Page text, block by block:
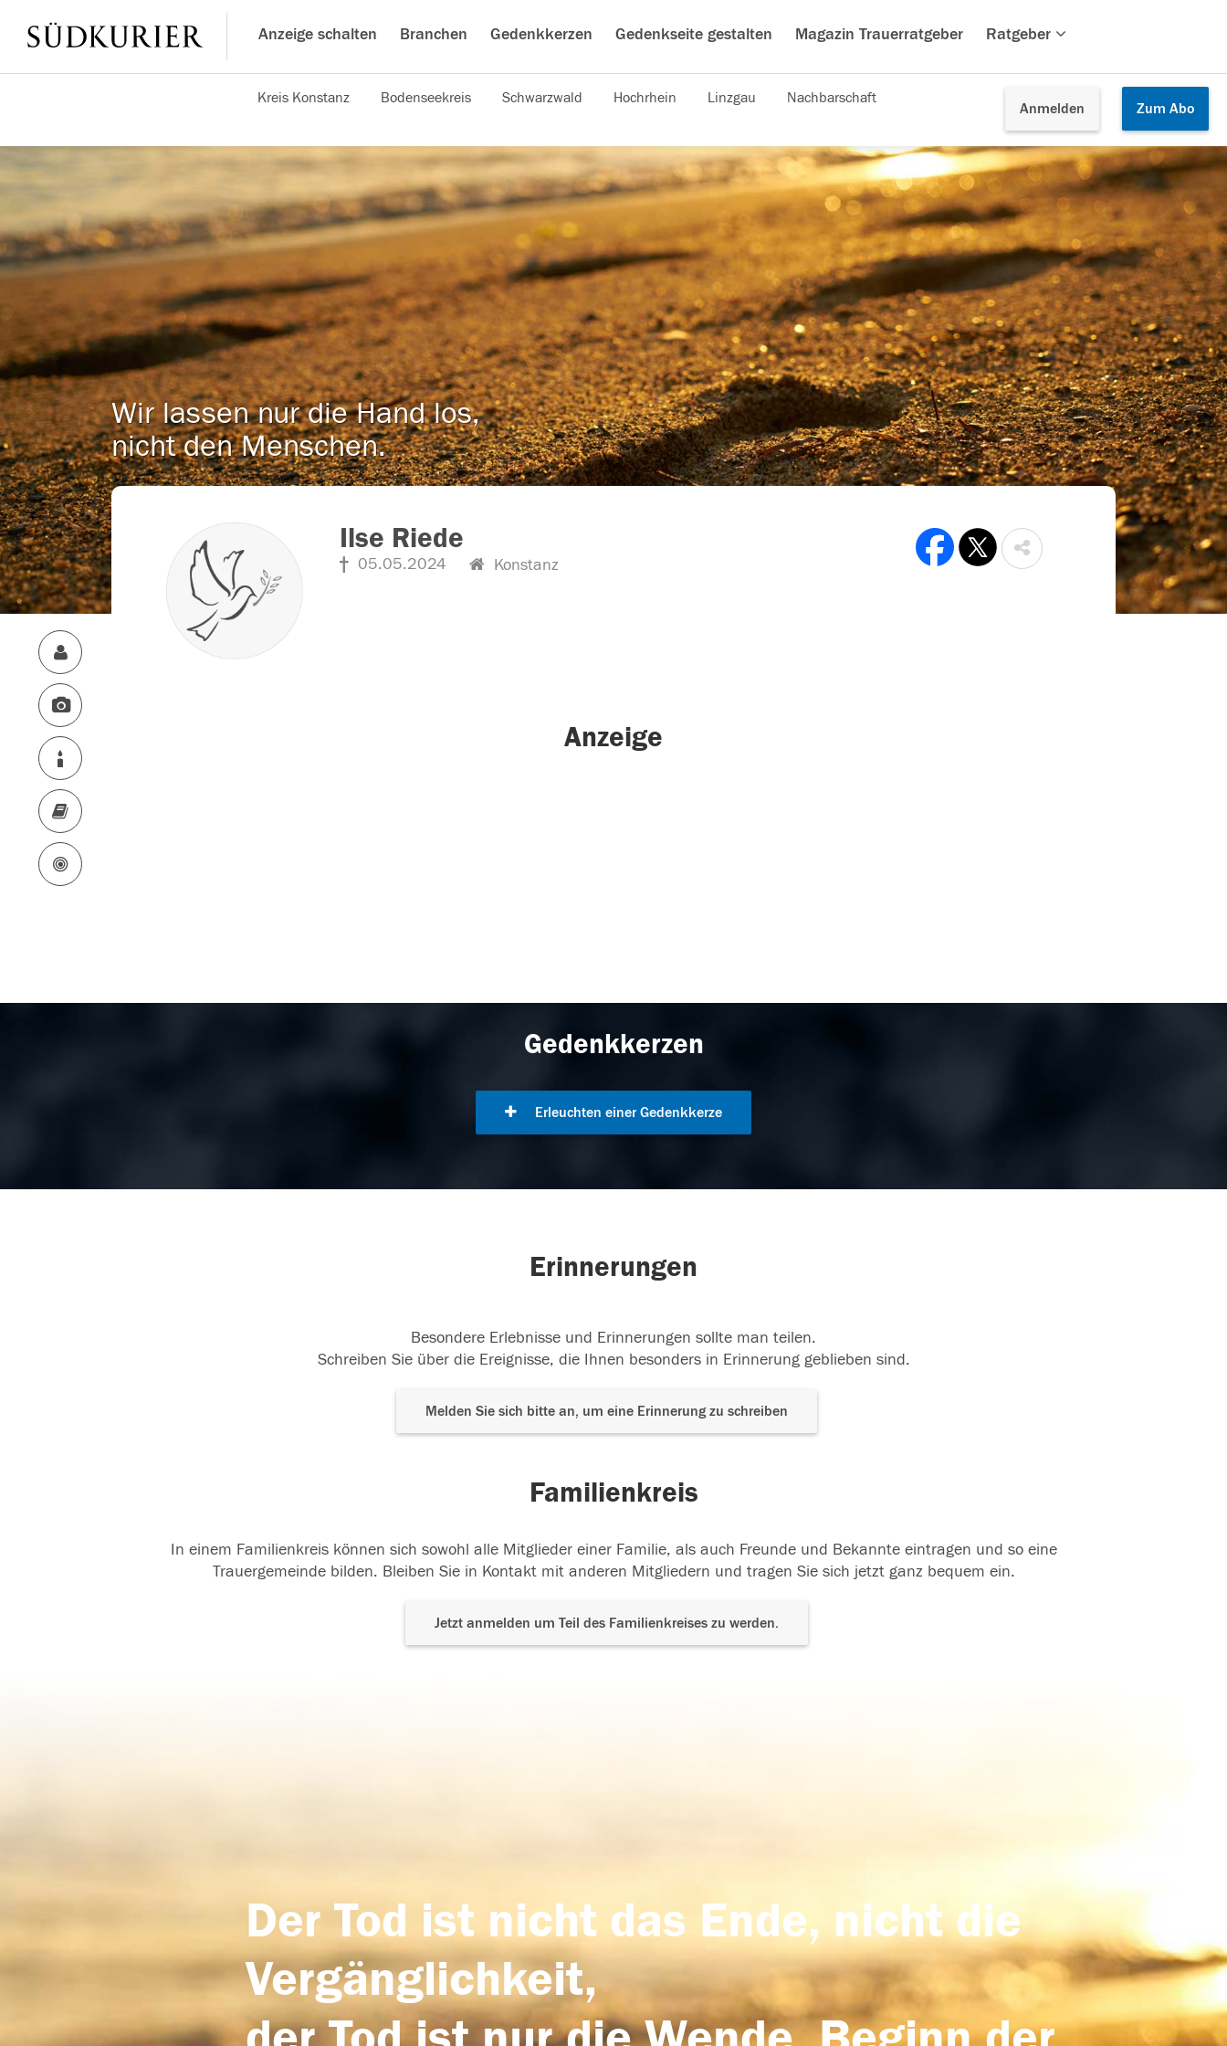
Anzeige schalten Branchen Gedenkkerzen Gedenkseite gestalten Magazin Trauerratgeber Ratgeber
Anmelden Zum Abo
Kreis Konstanz Bodenseekreis Schwarzwald Hochrhein Linzgau Nachbarschaft
Wir lassen nur die Hand los,
nicht den Menschen.
Ilse Riede
05.05.2024 Konstanz
Anzeige
Gedenkkerzen
Erleuchten einer Gedenkkerze
Erinnerungen
Besondere Erlebnisse und Erinnerungen sollte man teilen.
Schreiben Sie über die Ereignisse, die Ihnen besonders in Erinnerung geblieben sind.
Melden Sie sich bitte an, um eine Erinnerung zu schreiben
Familienkreis
In einem Familienkreis können sich sowohl alle Mitglieder einer Familie, als auch Freunde und Bekannte eintragen und so eine
Trauergemeinde bilden. Bleiben Sie in Kontakt mit anderen Mitgliedern und tragen Sie sich jetzt ganz bequem ein.
Jetzt anmelden um Teil des Familienkreises zu werden.
Der Tod ist nicht das Ende, nicht die
Vergänglichkeit,